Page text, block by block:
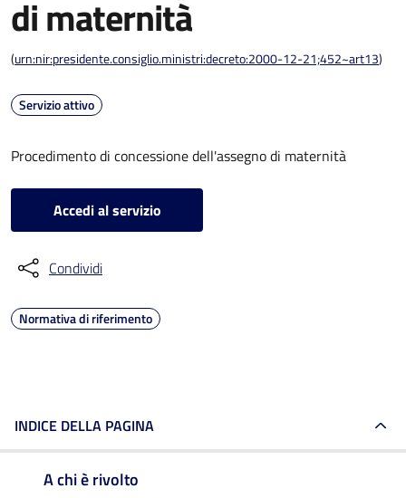
di maternità
(urn:nir:presidente.consiglio.ministri:decreto:2000-12-21;452~art13)
Servizio attivo
Procedimento di concessione dell'assegno di maternità
Accedi al servizio
Condividi
Normativa di riferimento
INDICE DELLA PAGINA
A chi è rivolto